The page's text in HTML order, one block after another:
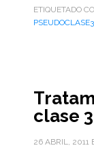
ETIQUETADO
PSEUDOCLASE3
clase
26 ABRIL, 2011